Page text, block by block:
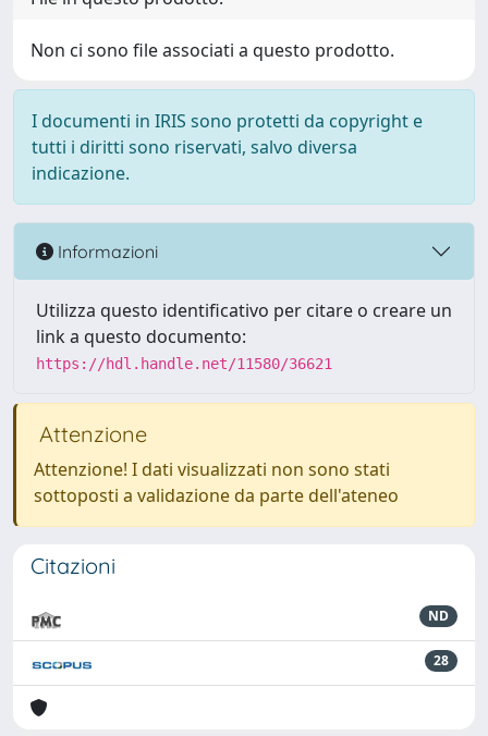
Non ci sono file associati a questo prodotto.
I documenti in IRIS sono protetti da copyright e
tutti i diritti sono riservati, salvo diversa
indicazione.
Informazioni
Utilizza questo identificativo per citare o creare un
link a questo documento:
https://hdl.handle.net/11580/36621
Attenzione
Attenzione! I dati visualizzati non sono stati
sottoposti a validazione da parte dell'ateneo
Citazioni
ND
28